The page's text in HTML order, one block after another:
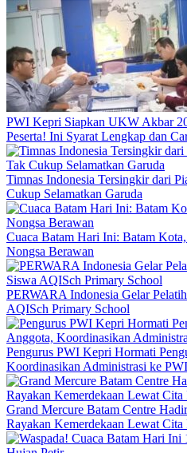
PWI Kepri Siapkan UKW Akbar
Peserta! Ini Syarat Lengkap dan
Timnas Indonesia Tersingkir dari
Cukup Selamatkan Garuda
Cuaca Batam Hari Ini: Batam
Nongsa Berawan
PERWARA Indonesia Gelar
AQISch Primary School
Pengurus PWI Kepri Hormati
Koordinasikan Administrasi ke
Grand Mercure Batam Centre
Rayakan Kemerdekaan Lewat Cita